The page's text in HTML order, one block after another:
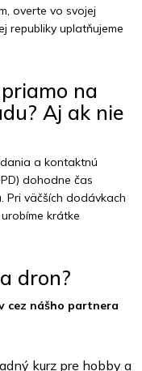
overte vo svojej
republiky uplatňujeme
na
Aj ak nie
a kontaktnú
dohodne čas
Pri väčších dodávkach
krátke
dron?
cez nášho partnera
kurz pre hobby a